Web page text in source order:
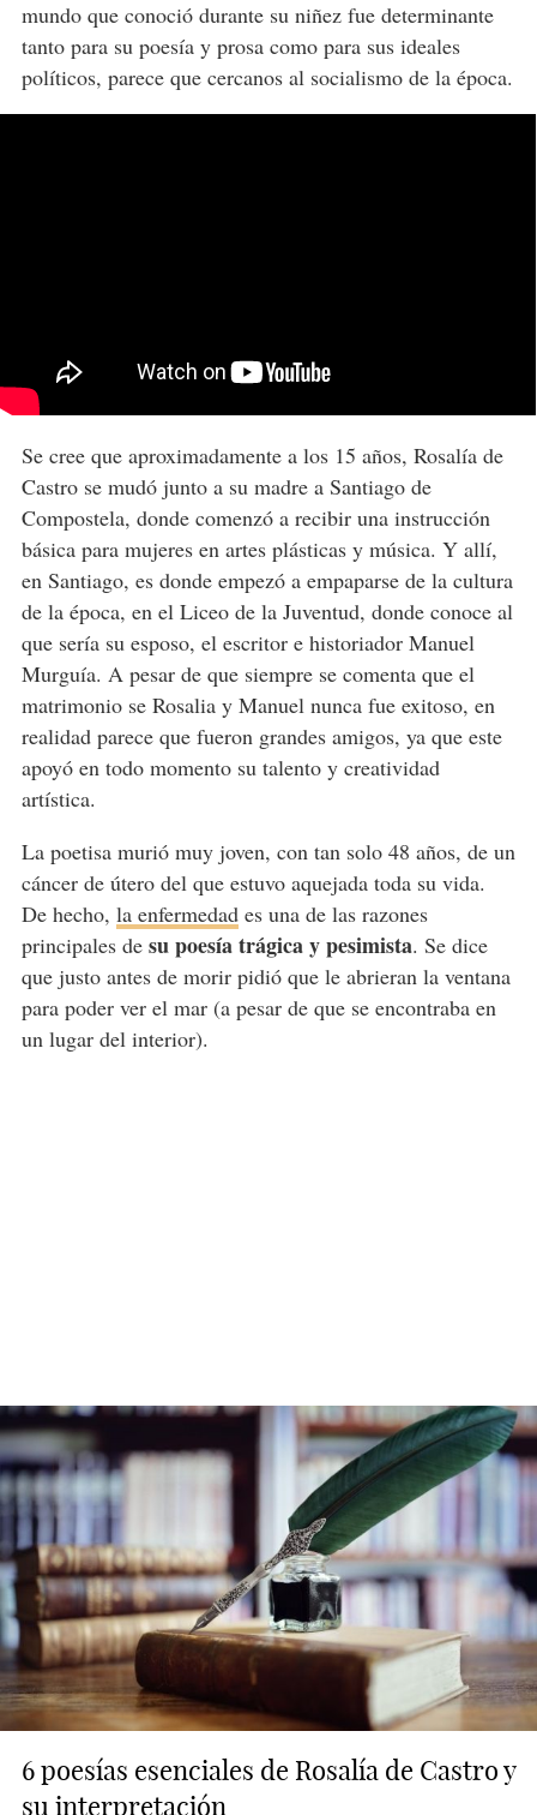
mundo que conoció durante su niñez fue determinante
tanto para su poesía y prosa como para sus ideales
políticos, parece que cercanos al socialismo de la época.
Se cree que aproximadamente a los 15 años, Rosalía de
Castro se mudó junto a su madre a Santiago de
Compostela, donde comenzó a recibir una instrucción
básica para mujeres en artes plásticas y música. Y allí,
en Santiago, es donde empezó a empaparse de la cultura
de la época, en el Liceo de la Juventud, donde conoce al
que sería su esposo, el escritor e historiador Manuel
Murguía. A pesar de que siempre se comenta que el
matrimonio se Rosalia y Manuel nunca fue exitoso, en
realidad parece que fueron grandes amigos, ya que este
apoyó en todo momento su talento y creatividad
artística.
La poetisa murió muy joven, con tan solo 48 años, de un
cáncer de útero del que estuvo aquejada toda su vida.
De hecho, la enfermedades una de las razones
principales de su poesía trágica y pesimista. Se dice
que justo antes de morir pidió que le abrieran la ventana
para poder ver el mar (a pesar de que se encontraba en
un lugar del interior).
6 poesías esenciales de Rosalía de Castro y
su interpretación